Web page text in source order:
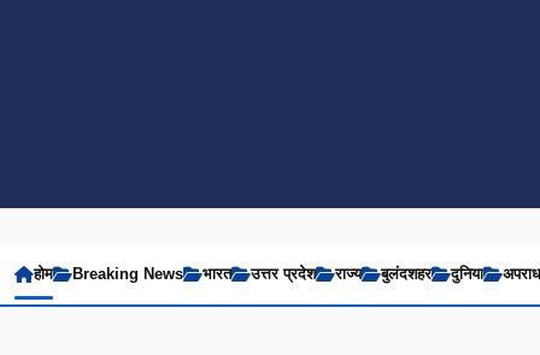
होम Breaking News भारत उत्तर प्रदेश राज्य बुलंदशहर दुनिया अपराध